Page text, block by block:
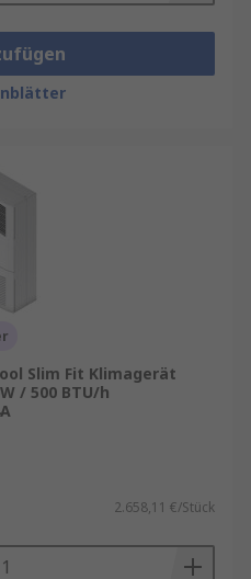
Slim Fit Klimagerät
/ 500 BTU/h
2.658,11 €/Stück